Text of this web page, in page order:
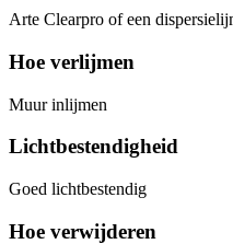
Arte Clearpro of een
Hoe verlijmen
Muur inlijmen
Lichtbestendigheid
Goed lichtbestendig
Hoe verwijderen